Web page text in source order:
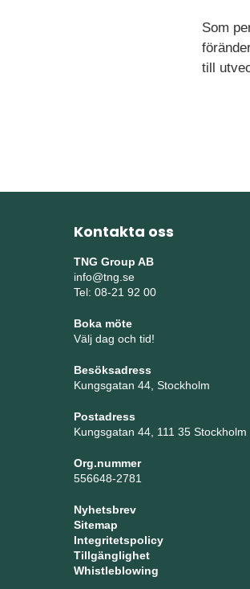
Som
till
Kontakta oss
TNG Group AB
info@tng.se
Tel: 08-21 92 00
Boka möte
Välj dag och tid!
Besöksadress
Kungsgatan 44, Stockholm
Postadress
Kungsgatan 44, 111 35 Stockholm
Org.nummer
556648-2781
Nyhetsbrev
Sitemap
Integritetspolicy
Tillgänglighet
Whistleblowing